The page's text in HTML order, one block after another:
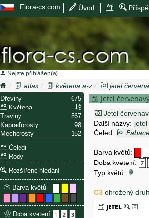
Flora-cs.com Úvod
Nejste přihlášen(a)
atlas květena a-z jetel
Jetel
Jetel
Další názvy: jetel
Čeleď:
Barva květů:
Doba kvetení:
Typ květů:
C3 ohrožený druh
JETEL
675
Dřeviny
Květena
567
Traviny
98
Kapraďorosty
152
Mechorosty
Čeledi
Rody
Rozšířené hledání
Barva květů
Doba kvetení